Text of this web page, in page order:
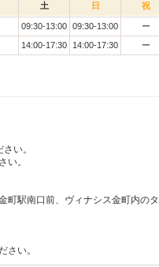
土 日 祝
09:30-13:00 09:30-13:00
ー
14:00-17:30 14:00-17:30 ー
い。
い。
町駅南口前、ヴィナシス金町内の
さい。